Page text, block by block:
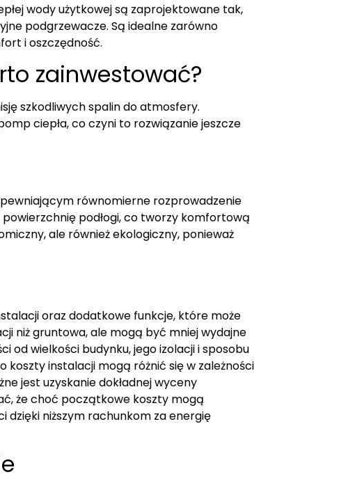
wody użytkowej są zaprojektowane tak,
podgrzewacze. Są idealne zarówno
i oszczędność.
zainwestować?
szkodliwych spalin do atmosfery.
ciepła, co czyni to rozwiązanie jeszcze
równomierne rozprowadzenie
powierzchnię podłogi, co tworzy komfortową
ale również ekologiczny, ponieważ
oraz dodatkowe funkcje, które może
niż gruntowa, ale mogą być mniej wydajne
od wielkości budynku, jego izolacji i sposobu
koszty instalacji mogą różnić się w zależności
jest uzyskanie dokładnej wyceny
że choć początkowe koszty mogą
dzięki niższym rachunkom za energię